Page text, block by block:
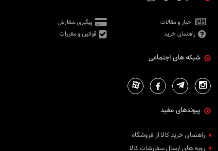
اخبار و مقالات
پیگیری سفارش
راهنمای خرید
قوانین و مقررات
شبکه های اجتماعی
پیوندهای مفید
راهنمای خرید کالا از فروشگاه
رویه های ارسال سفارشات کالا